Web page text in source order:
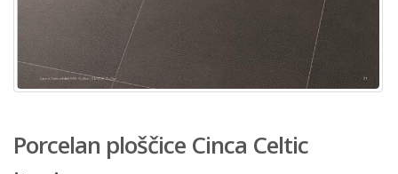
Porcelan ploščice Cinca Celtic